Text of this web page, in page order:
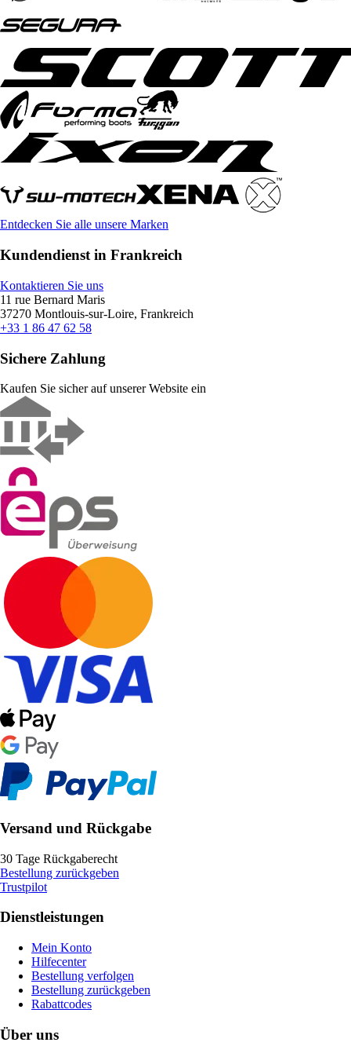
Entdecken Sie alle unsere Marken
Kundendienst in Frankreich
Kontaktieren Sie uns
11 rue Bernard Maris
37270 Montlouis-sur-Loire, Frankreich
+33 1 86 47 62 58
Sichere Zahlung
Kaufen Sie sicher auf unserer Website ein
Versand und Rückgabe
30 Tage Rückgaberecht
Bestellung zurückgeben
Trustpilot
Dienstleistungen
Mein Konto
Hilfecenter
Bestellung verfolgen
Bestellung zurückgeben
Rabattcodes
Über uns